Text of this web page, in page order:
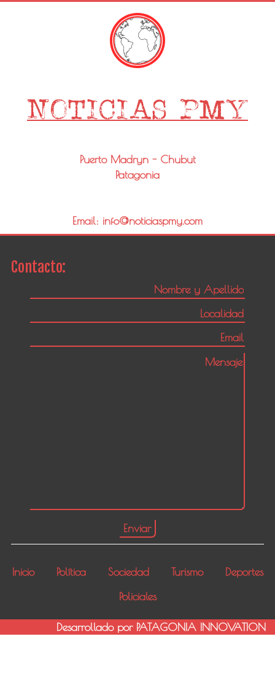
Puerto Madryn - Chubut
Patagonia
Email: info@noticiaspmy.com
Contacto:
Inicio Política Sociedad Turismo
Deportes
Policiales
Desarrollado por PATAGONIA INNOVATION